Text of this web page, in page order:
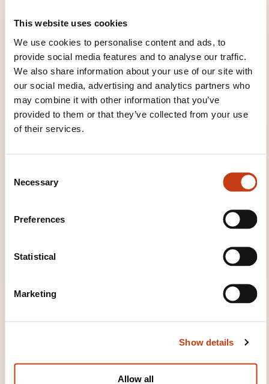
This website uses cookies
We use cookies to personalise content and ads, to
provide social media features and to analyse our traffic.
We also share information about your use of our site with
our social media, advertising and analytics partners who
may combine it with other information that you’ve
provided to them or that they’ve collected from your use
of their services.
Necessary
Preferences
Statistical
Marketing
Show details
Allow all
rigueur et à l'innovation pédagogique de nos
formateurs: nous favorisons les petites classes de
manière à laisser place au débat et aux travaux de
groupes, ainsi qu'au contact direct et spontané avec
nos formateurs.
TRAINING DOMAINS